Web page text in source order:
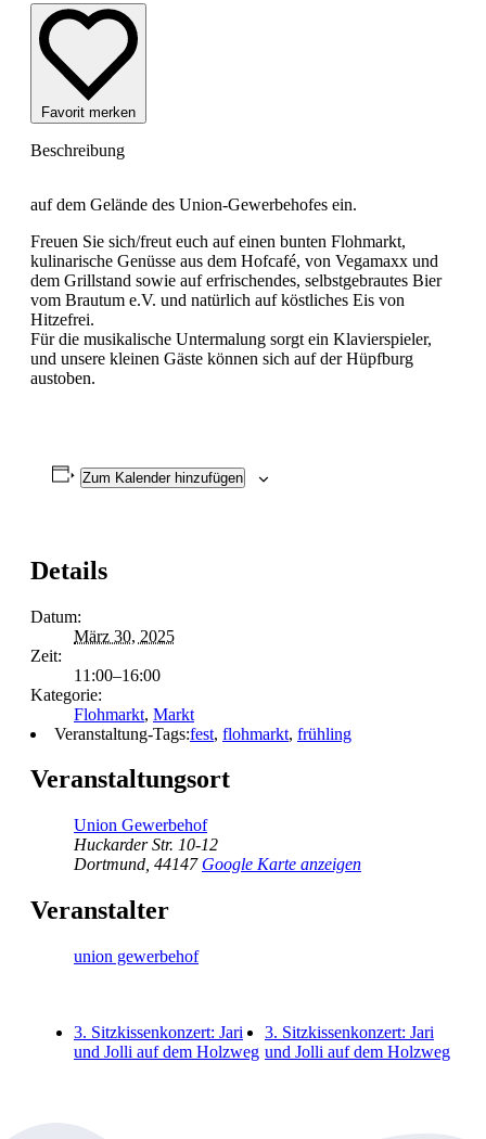
Favorit merken
Beschreibung
auf dem Gelände des Union-Gewerbehofes ein.
Freuen Sie sich/freut euch auf einen bunten Flohmarkt,
kulinarische Genüsse aus dem Hofcafé, von Vegamaxx und
dem Grillstand sowie auf erfrischendes, selbstgebrautes Bier
vom Brautum e.V. und natürlich auf köstliches Eis von
Hitzefrei.
Für die musikalische Untermalung sorgt ein Klavierspieler,
und unsere kleinen Gäste können sich auf der Hüpfburg
austoben.
Zum Kalender hinzufügen
Details
Datum:
März 30, 2025
Zeit:
11:00–16:00
Kategorie:
Flohmarkt, Markt
Veranstaltung-Tags:fest, flohmarkt, frühling
Veranstaltungsort
Union Gewerbehof
Huckarder Str. 10-12
Dortmund 44147 Google Karte anzeigen
Veranstalter
union gewerbehof
3. Sitzkissenkonzert: Jari
und Jolli auf dem Holzweg
3. Sitzkissenkonzert: Jari
und Jolli auf dem Holzweg